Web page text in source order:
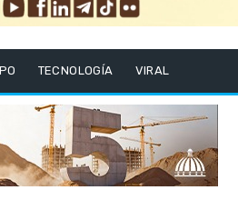
TECNOLOGÍA VIRAL